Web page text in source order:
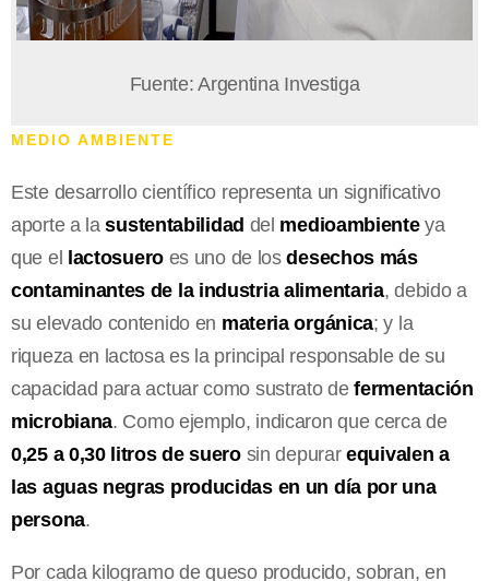
Fuente: Argentina Investiga
MEDIO AMBIENTE
Este desarrollo científico representa un significativo
aporte a lasustentabilidad del medioambienteya
que el lactosueroes uno de losdesechos más
contaminantes de la industria alimentaria, debido a
su elevado contenido en materia orgánica; y la
riqueza en lactosa es la principal responsable de su
capacidad para actuar como sustrato defermentación
microbiana. Como ejemplo, indicaron que cerca de
0,25 a 0,30 litros de suerosin depurarequivalen a
las aguas negras producidas en un día por una
persona.
Por cada kilogramo de queso producido, sobran, en